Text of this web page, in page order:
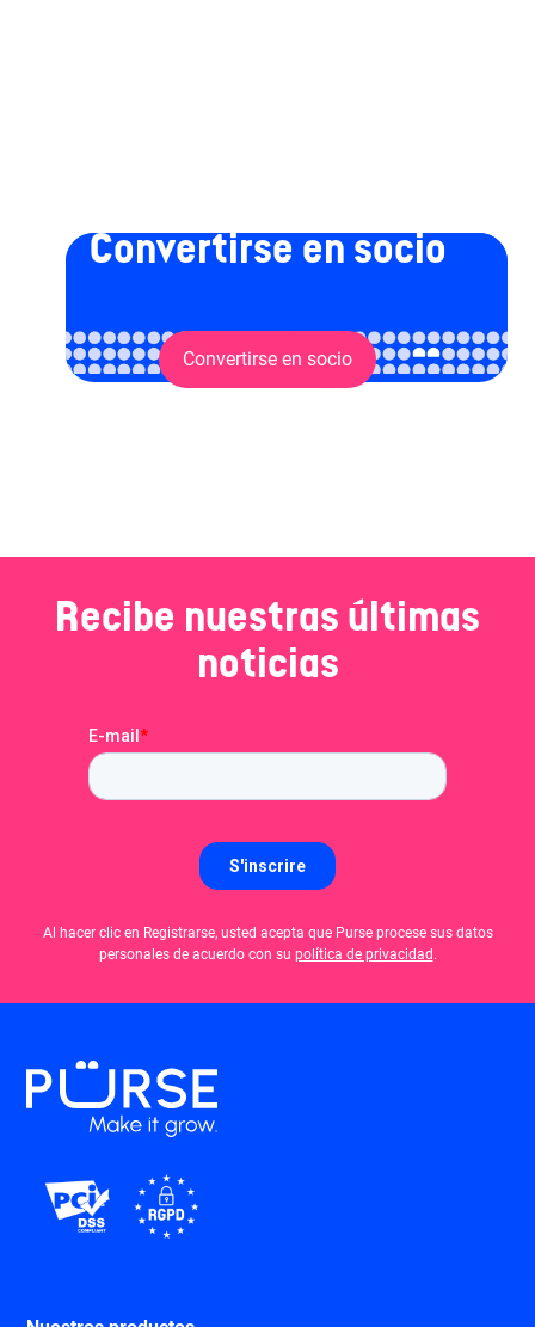
Convertirse en socio
Convertirse en socio
Recibe nuestras últimas
noticias
Al hacer clic en Registrarse, usted acepta que Purse procese sus datos
personales de acuerdo con su política de privacidad.